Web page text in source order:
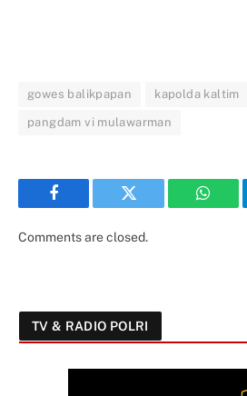
gowes balikpapan kapolda kaltim
pangdam vi mulawarman
Facebook Twitter
Comments are closed.
TV & RADIO POLRI